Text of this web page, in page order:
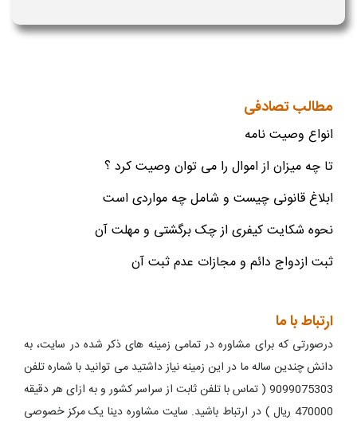
مطالب تصادفی
انواع وصیت نامه
تا چه میزان از اموال را می توان وصیت کرد ؟
ابلاغ قانونی چیست و شامل چه مواردی است
نحوه شکایت کیفری از چک برگشتی و مهلت آن
ثبت ازدواج دائم و مجازات عدم ثبت آن
ارتباط با ما
درصورتی که برای مشاوره در تمامی زمینه های ذکر شده در سایت، به
دانش چندین ساله ما در این زمینه نیاز داشتید می توانید با شماره تلفن
9099075303 ( تماس با تلفن ثابت از سراسر کشور و به ازای هر دقیقه
470000 ریال ) در ارتباط باشید. سایت مشاوره دینا یک مرکز خصوصی